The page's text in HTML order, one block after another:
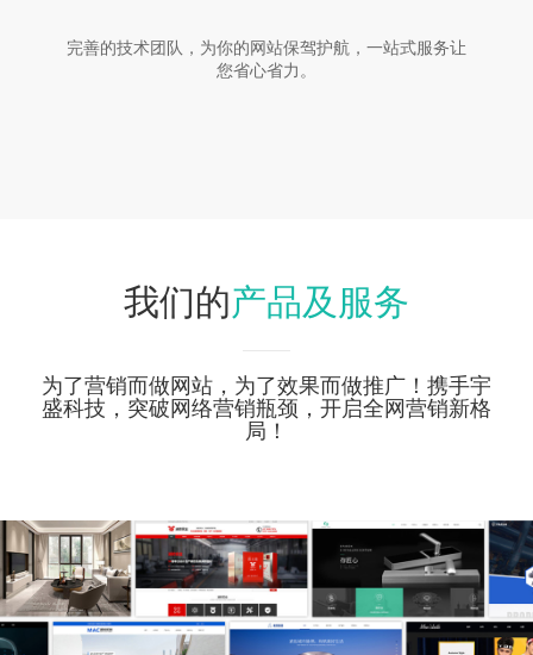
完善的技术团队，为你的网站保驾护航，一站式服务让
您省心省力。
我们的产品及服务
为了营销而做网站，为了效果而做推广！携手宇
盛科技，突破网络营销瓶颈，开启全网营销新格
局！